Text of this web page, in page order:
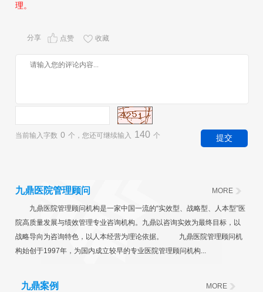
理。
分享 点赞 收藏
当前输入字数 0 个，您还可继续输入 140 个
九鼎医院管理顾问 MORE
九鼎医院管理顾问机构是一家中国一流的“实效型、战略型、人本型”医
院高质量发展与绩效管理专业咨询机构。九鼎以咨询实效为最终目标，以
战略导向为咨询特色，以人本经营为理论依据。 九鼎医院管理顾问机
构始创于1997年，为国内成立较早的专业医院管理顾问机构...
九鼎案例 MORE